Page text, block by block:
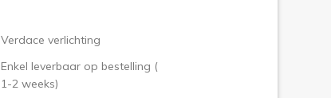
Verdace verlichting
Enkel leverbaar op bestelling (
1-2 weeks)